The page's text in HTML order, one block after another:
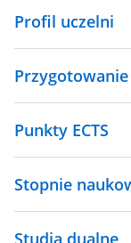
Profil uczelni
Punkty ECTS
Stopnie
Studia dualne